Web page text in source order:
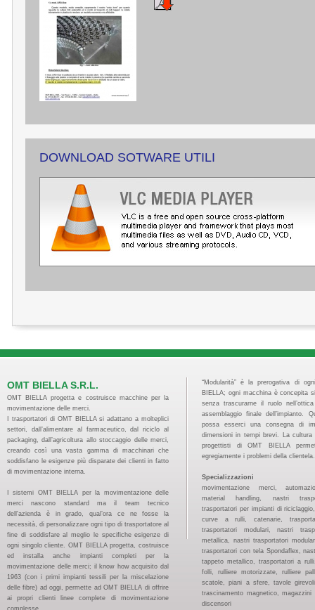
DOWNLOAD SOTWARE UTILI
OMT BIELLA S.R.L.
OMT BIELLA progetta e costruisce macchine per la
movimentazione delle merci.
I trasportatori di OMT BIELLA si adattano a molteplici
settori, dall’alimentare al farmaceutico, dal riciclo al
packaging, dall’agricoltura allo stoccaggio delle merci,
creando così una vasta gamma di macchinari che
soddisfano le esigenze più disparate dei clienti in fatto
di movimentazione interna.
I sistemi OMT BIELLA per la movimentazione delle
merci nascono standard ma il team tecnico
dell'azienda è in grado, qual’ora ce ne fosse la
necessità, di personalizzare ogni tipo di trasportatore al
fine di soddisfare al meglio le specifiche esigenze di
ogni singolo cliente. OMT BIELLA progetta, costruisce
ed installa anche impianti completi per la
movimentazione delle merci; il know how acquisito dal
1963 (con i primi impianti tessili per la miscelazione
delle fibre) ad oggi, permette ad OMT BIELLA di offrire
ai propri clienti linee complete di movimentazione
complesse.
“Modularità” è la prerogativa di
BIELLA; ogni macchina è concepita
senza trascurarne il ruolo
assemblaggio finale dell’impianto.
possa esserci una consegna di
dimensioni in tempi brevi. La cultura
progettisti di OMT BIELLA
egregiamente i problemi della clientela.
Specializzazioni
movimentazione merci,
material handling, nastri
trasportatori per impianti di
curve a rulli, catenarie,
trasportatori modulari, nastri
metallica, nastri trasportatori
trasportatori con tela Spondaflex,
tappeto metallico, trasportatori a
folli, rulliere motorizzate, rulliere
scatole, piani a sfere, tavole
trascinamento magnetico, magazzini
discensori